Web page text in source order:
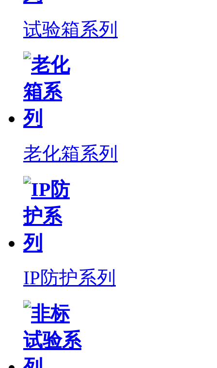
试验箱系列
老化箱系列
IP防护系列